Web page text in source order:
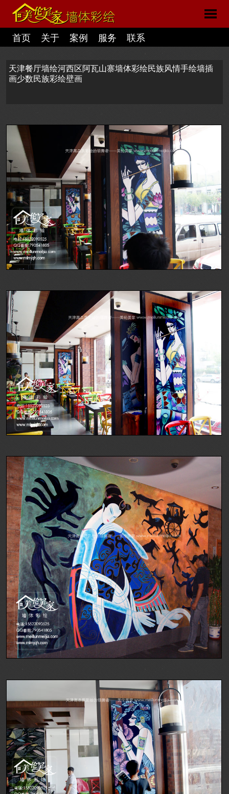
首页 关于 案例 服务 联系
天津餐厅墙绘河西区阿瓦山寨墙体彩绘民族风情手绘墙插
画少数民族彩绘壁画